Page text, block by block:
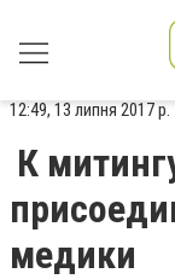
12:49, 13 липня 2017 р.
К
медики